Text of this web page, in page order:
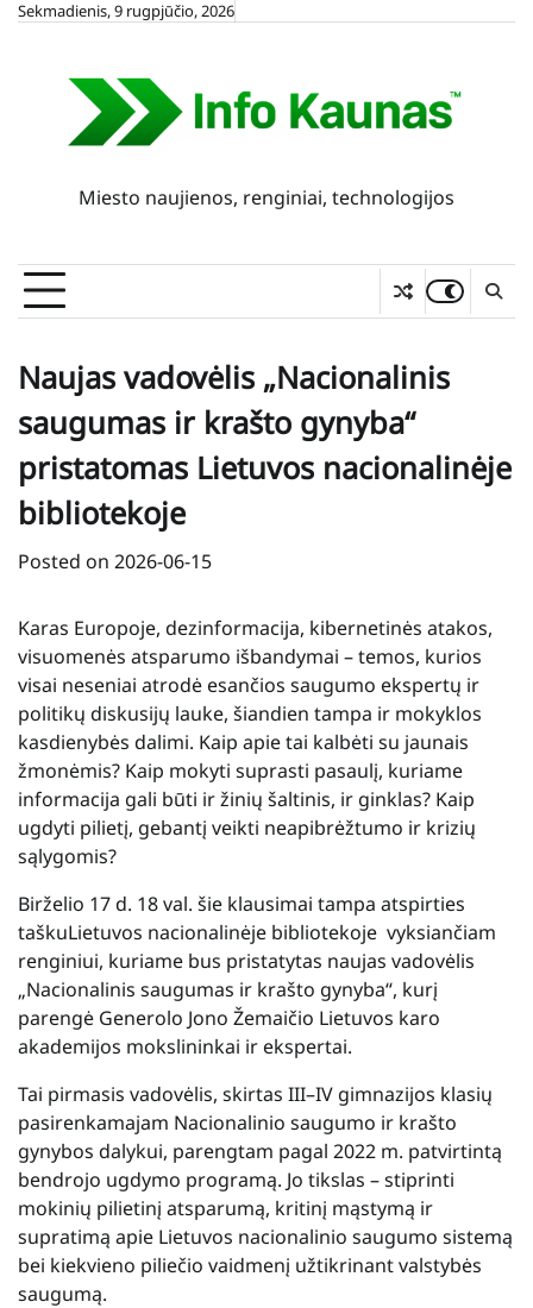
SkipSekmadienis, 9 rugpjūčio, 2026
Miesto naujienos, renginiai, technologijos
Naujas vadovėlis „Nacionalinis
saugumas ir krašto gynyba“
pristatomas Lietuvos nacionalinėje
bibliotekoje
Posted on 2026-06-15
Karas Europoje, dezinformacija, kibernetinės atakos,
visuomenės atsparumo išbandymai – temos, kurios
visai neseniai atrodė esančios saugumo ekspertų ir
politikų diskusijų lauke, šiandien tampa ir mokyklos
kasdienybės dalimi. Kaip apie tai kalbėti su jaunais
žmonėmis? Kaip mokyti suprasti pasaulį, kuriame
informacija gali būti ir žinių šaltinis, ir ginklas? Kaip
ugdyti pilietį, gebantį veikti neapibrėžtumo ir krizių
sąlygomis?
Birželio 17 d. 18 val. šie klausimai tampa atspirties
taškuLietuvos nacionalinėje bibliotekoje vyksiančiam
renginiui, kuriame bus pristatytas naujas vadovėlis
„Nacionalinis saugumas ir krašto gynyba“, kurį
parengė Generolo Jono Žemaičio Lietuvos karo
akademijos mokslininkai ir ekspertai.
Tai pirmasis vadovėlis, skirtas III–IV gimnazijos klasių
pasirenkamajam Nacionalinio saugumo ir krašto
gynybos dalykui, parengtam pagal 2022 m. patvirtintą
bendrojo ugdymo programą. Jo tikslas – stiprinti
mokinių pilietinį atsparumą, kritinį mąstymą ir
supratimą apie Lietuvos nacionalinio saugumo sistemą
bei kiekvieno piliečio vaidmenį užtikrinant valstybės
saugumą.